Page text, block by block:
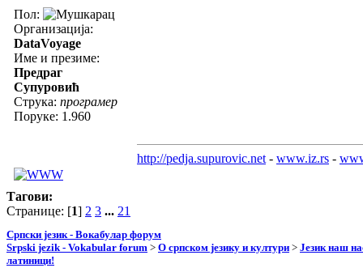
Пол:
Организација:
DataVoyage
Име и презиме:
Предраг
Супуровић
Струка: програмер
Поруке: 1.960
http://pedja.supurovic.net - www.iz.rs -
Тагови:
Странице: [1] 2 3 ... 21
Српски језик - Вокабулар форум
Srpski jezik - Vokabular forum > О српском језику и култури > Језик наш
латиници!